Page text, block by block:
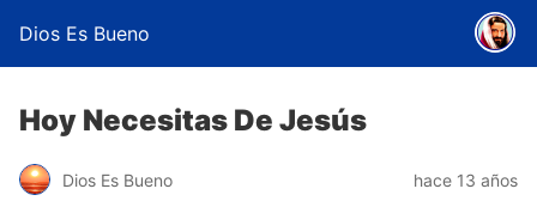
Dios Es Bueno
Hoy Necesitas De Jesús
Dios Es Bueno hace 13 años